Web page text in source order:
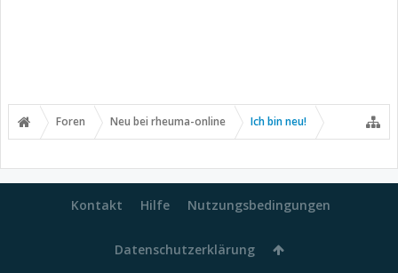
Foren Neu bei rheuma-online Ich bin neu!
Kontakt Hilfe Nutzungsbedingungen
Datenschutzerklärung